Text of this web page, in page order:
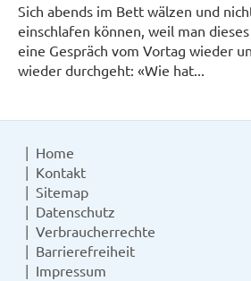
Sich abends im Bett wälzen und
einschlafen können, weil man dieses
eine Gespräch vom Vortag wieder
wieder durchgeht: «Wie hat...
Home
Kontakt
Sitemap
Datenschutz
Verbraucherrechte
Barrierefreiheit
Impressum